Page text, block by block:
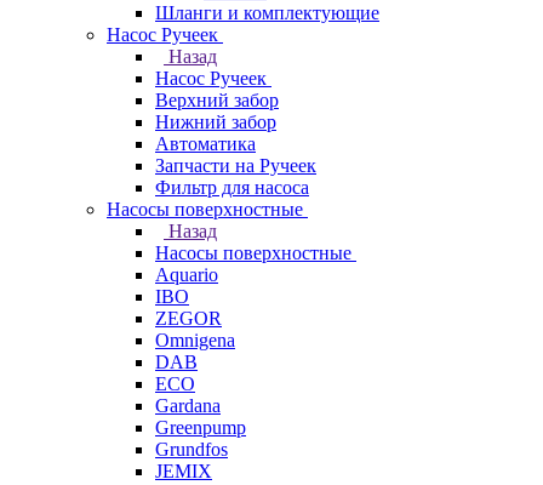
Шланги и комплектующие
Насос Ручеек
Назад
Насос Ручеек
Верхний забор
Нижний забор
Автоматика
Запчасти на Ручеек
Фильтр для насоса
Насосы поверхностные
Назад
Насосы поверхностные
Aquario
IBO
ZEGOR
Omnigena
DAB
ECO
Gardana
Greenpump
Grundfos
JEMIX